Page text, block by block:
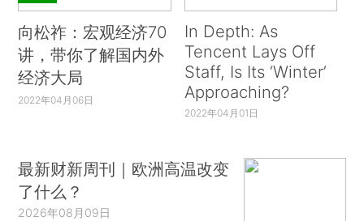
向松祚：宏观经济70
讲，带你了解国内外
经济大局
2022年04月06日
In Depth: As
Tencent Lays Off
Staff, Is Its ‘Winter’
Approaching?
2022年04月01日
最新财新周刊｜欧洲高温改变
了什么？
2026年08月09日